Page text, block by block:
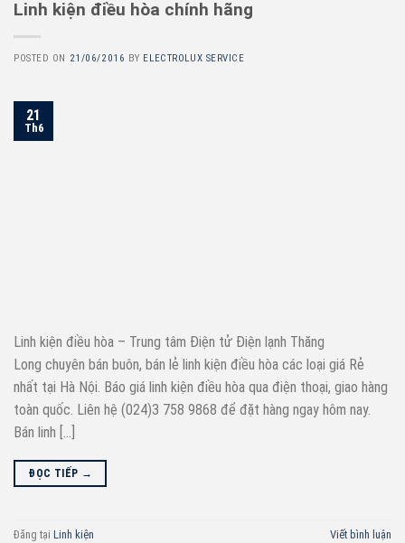
Linh kiện điều hòa chính hãng
POSTED ON 21/06/2016 BY ELECTROLUX SERVICE
21
Th6
Linh kiện điều hòa – Trung tâm Điện tử Điện lạnh Thăng
Long chuyên bán buôn, bán lẻ linh kiện điều hòa các loại giá Rẻ
nhất tại Hà Nội. Báo giá linh kiện điều hòa qua điện thoại, giao hàng
toàn quốc. Liên hệ (024)3 758 9868 để đặt hàng ngay hôm nay.
Bán linh […]
ĐỌC TIẾP →
Đăng tại Linh kiện Viết bình luận